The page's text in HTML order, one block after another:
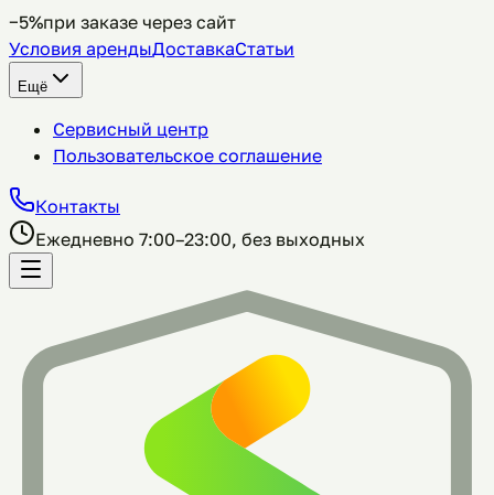
−5%при заказе через сайт
Условия арендыДоставкаСтатьи
Ещё
Сервисный центр
Пользовательское соглашение
Контакты
Ежедневно 7:00–23:00, без выходных